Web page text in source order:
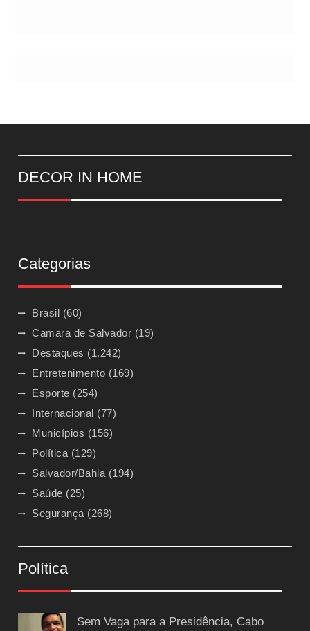
DECOR IN HOME
Categorias
Brasil (60)
Camara de Salvador (19)
Destaques (1.242)
Entretenimento (169)
Esporte (254)
Internacional (77)
Municípios (156)
Política (129)
Salvador/Bahia (194)
Saúde (25)
Segurança (268)
Política
Sem Vaga para a Presidência, Cabo